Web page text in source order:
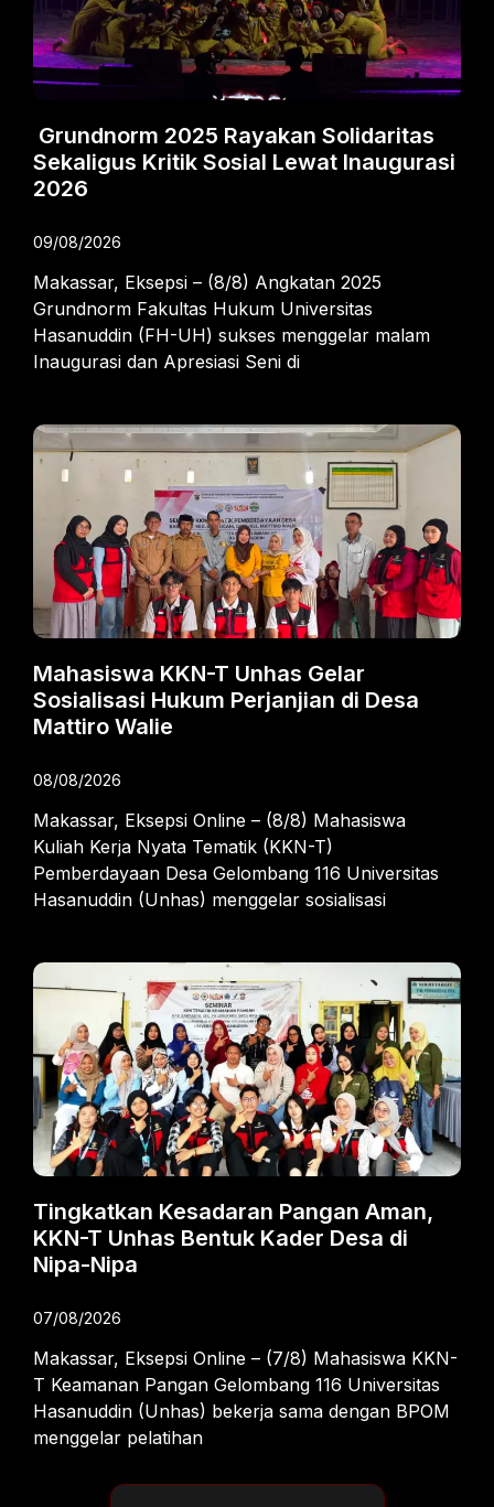
Grundnorm 2025 Rayakan Solidaritas
Sekaligus Kritik Sosial Lewat Inaugurasi
2026
09/08/2026
Makassar, Eksepsi – (8/8) Angkatan 2025
Grundnorm Fakultas Hukum Universitas
Hasanuddin (FH-UH) sukses menggelar malam
Inaugurasi dan Apresiasi Seni di
Mahasiswa KKN-T Unhas Gelar
Sosialisasi Hukum Perjanjian di Desa
Mattiro Walie
08/08/2026
Makassar, Eksepsi Online – (8/8) Mahasiswa
Kuliah Kerja Nyata Tematik (KKN-T)
Pemberdayaan Desa Gelombang 116 Universitas
Hasanuddin (Unhas) menggelar sosialisasi
Tingkatkan Kesadaran Pangan Aman,
KKN-T Unhas Bentuk Kader Desa di
Nipa-Nipa
07/08/2026
Makassar, Eksepsi Online – (7/8) Mahasiswa KKN-
T Keamanan Pangan Gelombang 116 Universitas
Hasanuddin (Unhas) bekerja sama dengan BPOM
menggelar pelatihan